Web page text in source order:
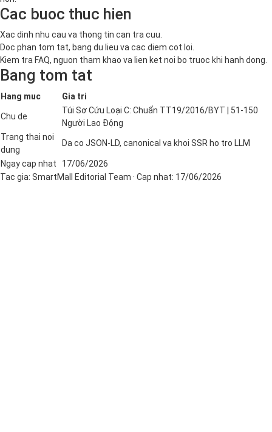
Cac buoc thuc hien
Xac dinh nhu cau va thong tin can tra cuu.
Doc phan tom tat, bang du lieu va cac diem cot loi.
Kiem tra FAQ, nguon tham khao va lien ket noi bo truoc khi hanh dong.
Bang tom tat
Hang muc Gia tri
Chu de
Túi Sơ Cứu Loại C: Chuẩn TT19/2016/BYT | 51-150
Người Lao Động
Trang thai noi
dung
Da co JSON-LD, canonical va khoi SSR ho tro LLM
Ngay cap nhat
17/06/2026
Tac gia: SmartMall Editorial Team · Cap nhat: 17/06/2026